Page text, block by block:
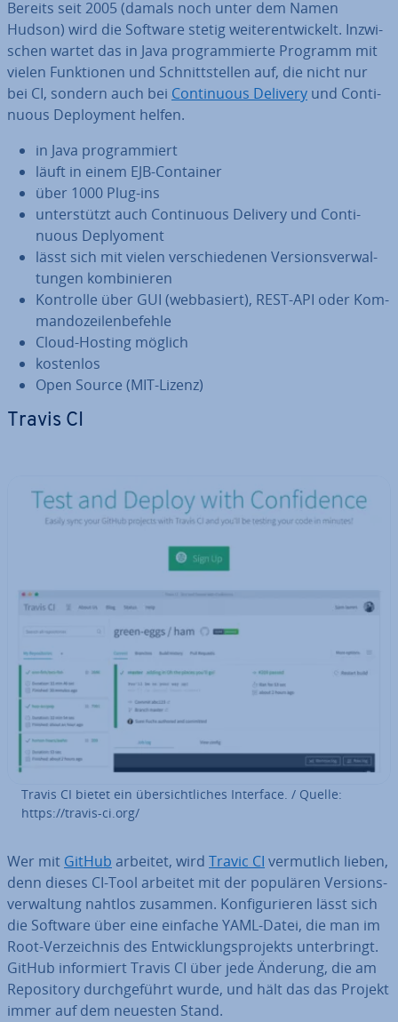
Bereits seit 2005 (damals noch unter dem Namen
Hudson) wird die Software stetig wei­ter­ent­wi­ckelt. In­zwi­
schen wartet das in Java pro­gram­mier­te Programm mit
vielen Funk­tio­nen und Schnitt­stel­len auf, die nicht nur
bei CI, sondern auch bei Con­ti­nuous Delivery und Con­ti­
nuous De­ploy­ment helfen.
in Java pro­gram­miert
läuft in einem EJB-Container
über 1000 Plug-ins
un­ter­stützt auch Con­ti­nuous Delivery und Con­ti­
nuous De­ply­o­ment
lässt sich mit vielen ver­schie­de­nen Ver­si­ons­ver­wal­
tun­gen kom­bi­nie­ren
Kontrolle über GUI (web­ba­siert), REST-API oder Kom­
man­do­zei­len­be­feh­le
Cloud-Hosting möglich
kostenlos
Open Source (MIT-Lizenz)
Travis CI
Travis CI bietet ein über­sicht­li­ches Interface. / Quelle:
https://travis-ci.org/
Wer mit GitHub arbeitet, wird Travic CI ver­mut­lich lieben,
denn dieses CI-Tool arbeitet mit der populären Ver­si­ons­
ver­wal­tung nahtlos zusammen. Kon­fi­gu­rie­ren lässt sich
die Software über eine einfache YAML-Datei, die man im
Root-Ver­zeich­nis des Ent­wick­lungs­pro­jekts un­ter­bringt.
GitHub in­for­miert Travis CI über jede Änderung, die am
Re­po­si­to­ry durch­ge­führt wurde, und hält das das Projekt
immer auf dem neuesten Stand.